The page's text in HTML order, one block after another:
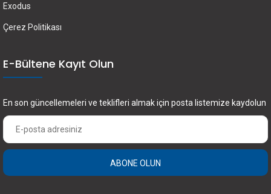
Exodus
Çerez Politikası
E-Bültene Kayıt Olun
En son güncellemeleri ve teklifleri almak için posta listemize kaydolun
ABONE OLUN